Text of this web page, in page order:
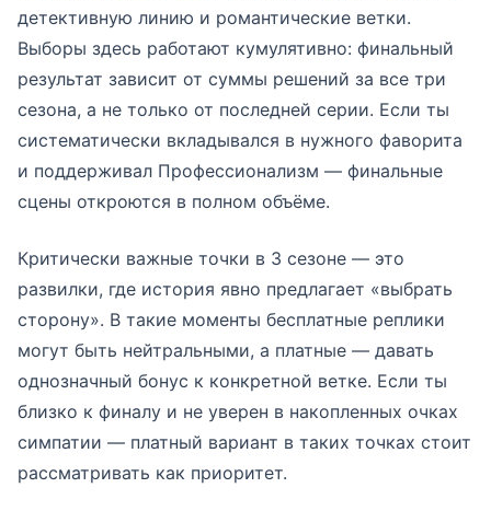
детективную линию и романтические ветки.
Выборы здесь работают кумулятивно: финальный
результат зависит от суммы решений за все три
сезона, а не только от последней серии. Если ты
систематически вкладывался в нужного фаворита
и поддерживал Профессионализм — финальные
сцены откроются в полном объёме.
Критически важные точки в 3 сезоне — это
развилки, где история явно предлагает «выбрать
сторону». В такие моменты бесплатные реплики
могут быть нейтральными, а платные — давать
однозначный бонус к конкретной ветке. Если ты
близко к финалу и не уверен в накопленных очках
симпатии — платный вариант в таких точках стоит
рассматривать как приоритет.